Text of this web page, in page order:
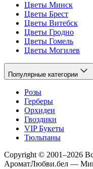
Цветы Минск
Цветы Брест
Цветы Витебск
Цветы Гродно
Цветы Гомель
Цветы Могилев
Популярные категории
Розы
Герберы
Орхидеи
Гвоздики
VIP Букеты
Тюльпаны
Copyright© 2001–2026
АроматЛюбви.бел —